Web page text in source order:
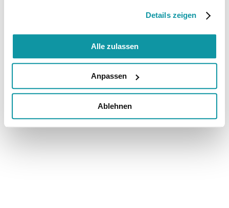
Details zeigen
Alle zulassen
Anpassen
Ablehnen